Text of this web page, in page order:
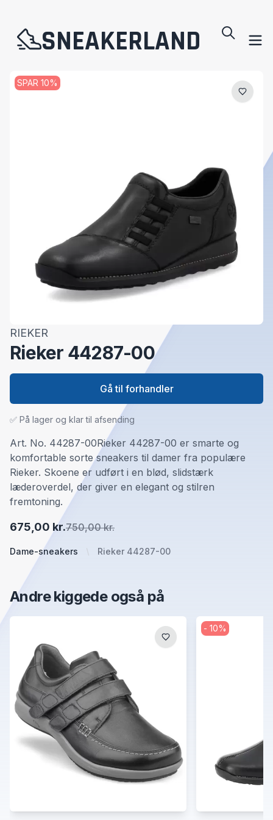
SNEAKERLAND
RIEKER
Rieker 44287-00
Dame-sneakers Rieker 44287-00
675,00 kr.750,00 kr.
Art. No. 44287-00Rieker 44287-00 er smarte og
komfortable sorte sneakers til damer fra populære
Rieker. Skoene er udført i en blød, slidstærk
læderoverdel, der giver en elegant og stilren
fremtoning.
✅ På lager og klar til afsending
Gå til forhandler
SPAR 10%
Andre kiggede også på
- 10%